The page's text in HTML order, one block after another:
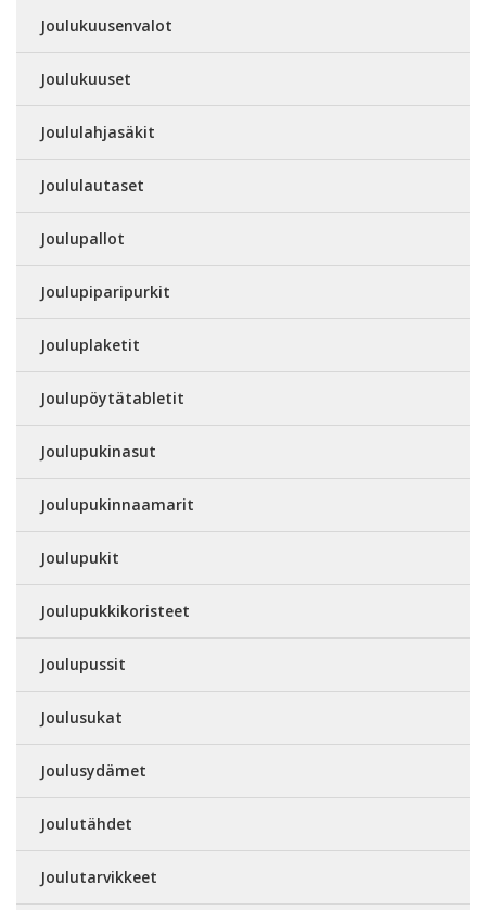
Joulukuusenvalot
Joulukuuset
Joululahjasäkit
Joululautaset
Joulupallot
Joulupiparipurkit
Jouluplaketit
Joulupöytätabletit
Joulupukinasut
Joulupukinnaamarit
Joulupukit
Joulupukkikoristeet
Joulupussit
Joulusukat
Joulusydämet
Joulutähdet
Joulutarvikkeet